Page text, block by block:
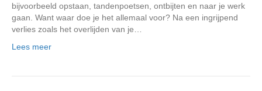
bijvoorbeeld opstaan, tandenpoetsen, ontbijten en naar je werk
gaan. Want waar doe je het allemaal voor? Na een ingrijpend
verlies zoals het overlijden van je…
Lees meer